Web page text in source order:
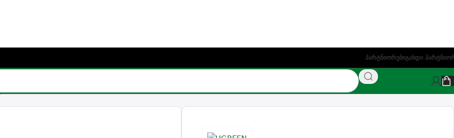
ᲞარტნიორებიᲒახდი
NASფასდაკლებები
UGREEN HP203 (35757), Headset, Wireless, Bluetooth, Black